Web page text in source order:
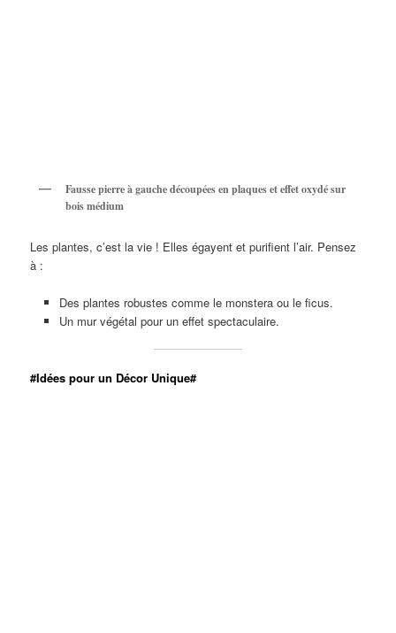
Fausse pierre à gauche découpées en plaques et effet oxydé sur
bois médium
Les plantes, c’est la vie ! Elles égayent et purifient l’air. Pensez
à :
Des plantes robustes comme le monstera ou le ficus.
Un mur végétal pour un effet spectaculaire.
#Idées pour un Décor Unique#